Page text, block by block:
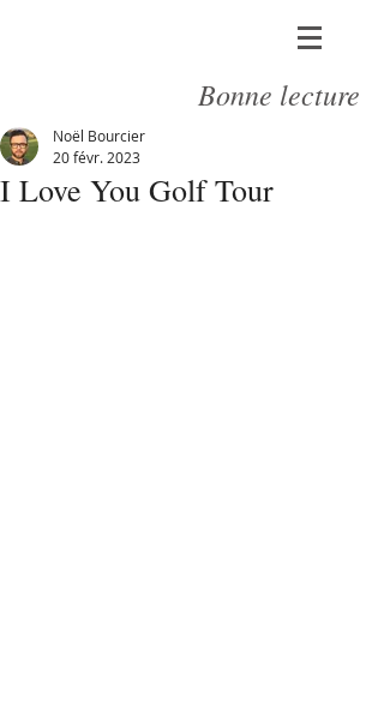
Bonne lecture
I Love You Golf Tour
Noël Bourcier
20 févr. 2023